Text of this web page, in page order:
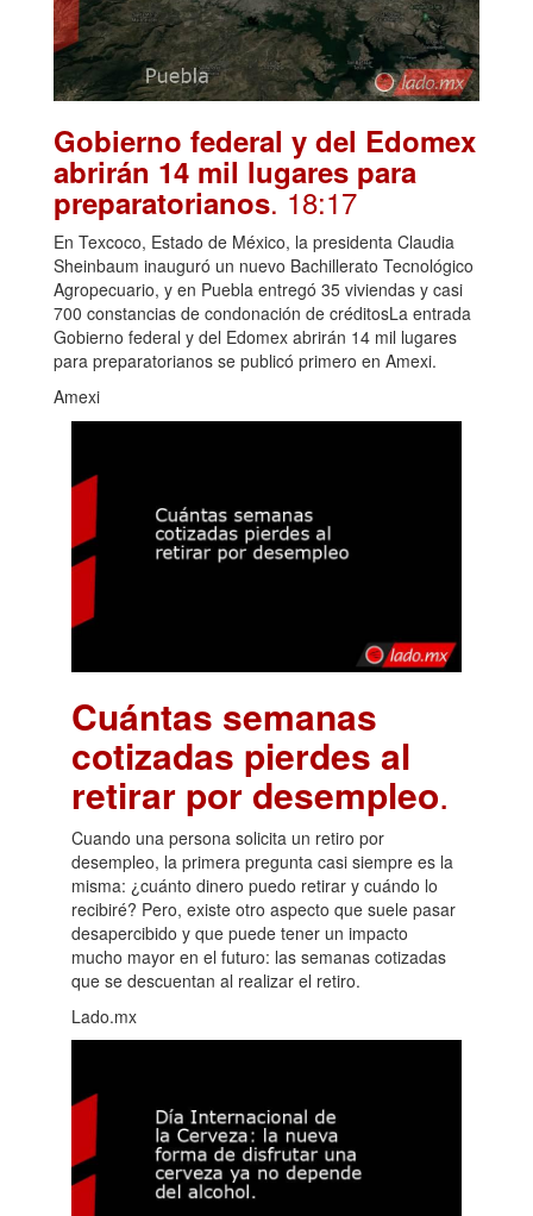
Gobierno federal y del Edomex
abrirán 14 mil lugares para
preparatorianos. 18:17
En Texcoco, Estado de México, la presidenta Claudia
Sheinbaum inauguró un nuevo Bachillerato Tecnológico
Agropecuario, y en Puebla entregó 35 viviendas y casi
700 constancias de condonación de créditosLa entrada
Gobierno federal y del Edomex abrirán 14 mil lugares
para preparatorianos se publicó primero en Amexi.
Amexi
Cuántas semanas
cotizadas pierdes al
retirar por desempleo.
Cuando una persona solicita un retiro por
desempleo, la primera pregunta casi siempre es la
misma: ¿cuánto dinero puedo retirar y cuándo lo
recibiré? Pero, existe otro aspecto que suele pasar
desapercibido y que puede tener un impacto
mucho mayor en el futuro: las semanas cotizadas
que se descuentan al realizar el retiro.
Lado.mx